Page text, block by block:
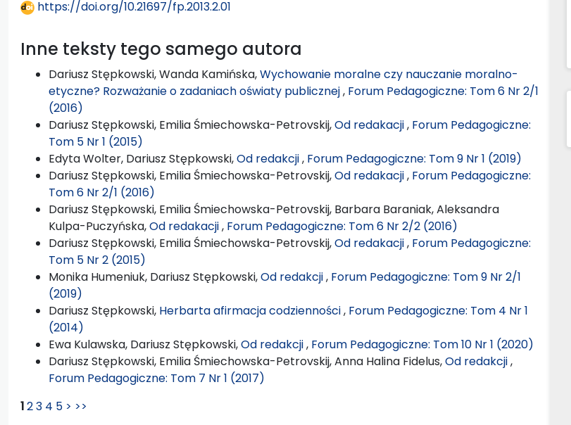
https://doi.org/10.21697/fp.2013.2.01
Inne teksty tego samego autora
Dariusz Stępkowski, Wanda Kamińska,Wychowanie moralne czy nauczanie moralno-
etyczne? Rozważanie o zadaniach oświaty publicznej, Forum Pedagogiczne: Tom 6 Nr 2/1
(2016)
Dariusz Stępkowski, Emilia Śmiechowska-Petrovskij,Od redakacji, Forum Pedagogiczne:
Tom 5 Nr 1 (2015)
Edyta Wolter, Dariusz Stępkowski,Od redakcji, Forum Pedagogiczne: Tom 9 Nr 1 (2019)
Dariusz Stępkowski, Emilia Śmiechowska-Petrovskij,Od redakacji, Forum Pedagogiczne:
Tom 6 Nr 2/1 (2016)
Dariusz Stępkowski, Emilia Śmiechowska-Petrovskij, Barbara Baraniak, Aleksandra
Kulpa-Puczyńska,Od redakacji, Forum Pedagogiczne: Tom 6 Nr 2/2 (2016)
Dariusz Stępkowski, Emilia Śmiechowska-Petrovskij,Od redakacji, Forum Pedagogiczne:
Tom 5 Nr 2 (2015)
Monika Humeniuk, Dariusz Stępkowski,Od redakcji, Forum Pedagogiczne: Tom 9 Nr 2/1
(2019)
Dariusz Stępkowski, Herbarta afirmacja codzienności, Forum Pedagogiczne: Tom 4 Nr 1
(2014)
Ewa Kulawska, Dariusz Stępkowski,Od redakcji, Forum Pedagogiczne: Tom 10 Nr 1 (2020)
Dariusz Stępkowski, Emilia Śmiechowska-Petrovskij, Anna Halina Fidelus,Od redakcji,
Forum Pedagogiczne: Tom 7 Nr 1 (2017)
123 4 5 > >>